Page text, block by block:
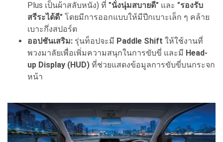
Plus เป็นผ้าสลับหนัง) ที่ "นั่งนุ่มสบายดี" และ "รองรับ
สรีระได้ดี" โดยมีการออกแบบให้มีปีกเบาะเล็ก ๆ คล้าย
เบาะกึ่งสปอร์ต
ออปชันเสริม: รุ่นท็อปจะมี Paddle Shift ให้ใช้งานที่
พวงมาลัยเพื่อเพิ่มความสนุกในการขับขี่ และมี Head-
up Display (HUD) ที่ช่วยแสดงข้อมูลการขับขี่บนกระจก
หน้า